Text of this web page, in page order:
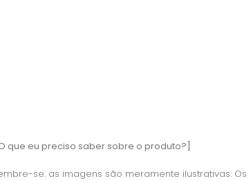
que eu preciso saber sobre o produto?]
se: as imagens são meramente ilustrativas. Os